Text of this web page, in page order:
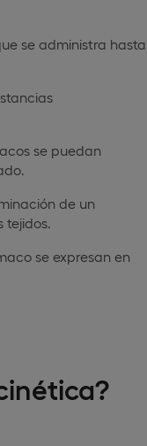
se administra hasta
se puedan
de un
se expresan en